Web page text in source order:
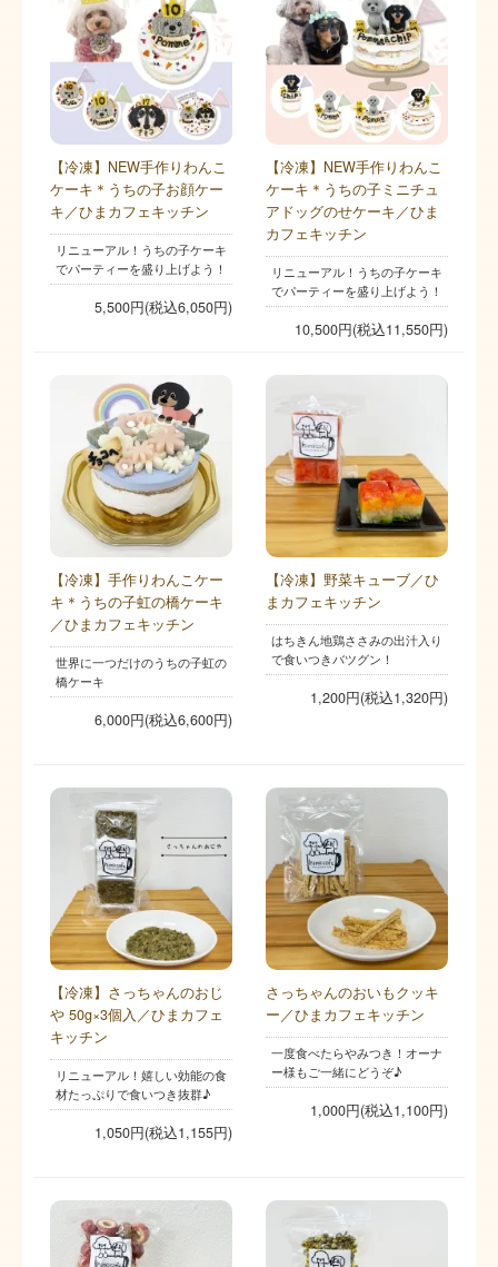
【冷凍】NEW手作りわんこ
ケーキ＊うちの子お顔ケー
キ／ひまカフェキッチン
リニューアル！うちの子ケーキ
でパーティーを盛り上げよう！
5,500円(税込6,050円)
【冷凍】NEW手作りわんこ
ケーキ＊うちの子ミニチュ
アドッグのせケーキ／ひま
カフェキッチン
リニューアル！うちの子ケーキ
でパーティーを盛り上げよう！
10,500円(税込11,550円)
【冷凍】手作りわんこケー
キ＊うちの子虹の橋ケーキ
／ひまカフェキッチン
世界に一つだけのうちの子虹の
橋ケーキ
6,000円(税込6,600円)
【冷凍】野菜キューブ／ひ
まカフェキッチン
はちきん地鶏ささみの出汁入り
で食いつきバツグン！
1,200円(税込1,320円)
【冷凍】さっちゃんのおじ
や 50g×3個入／ひまカフェ
キッチン
リニューアル！嬉しい効能の食
材たっぷりで食いつき抜群♪
1,050円(税込1,155円)
さっちゃんのおいもクッキ
ー／ひまカフェキッチン
一度食べたらやみつき！オーナ
ー様もご一緒にどうぞ♪
1,000円(税込1,100円)